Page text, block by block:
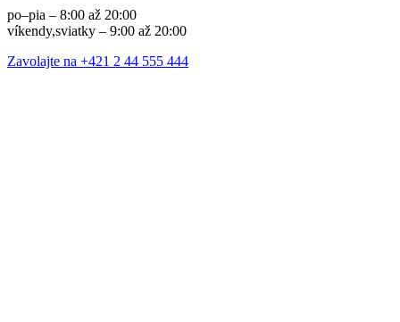
po–pia – 8:00 až 20:00
víkendy,sviatky – 9:00 až 20:00
Zavolajte na +421 2 44 555 444